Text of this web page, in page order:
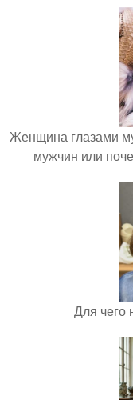
Женщина глазами
мужчин или
Для чего